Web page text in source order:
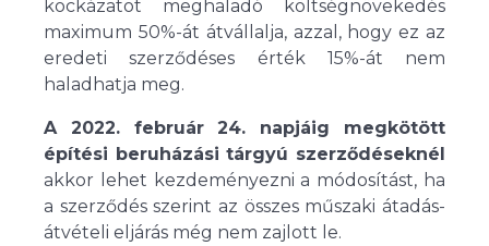
kockázatot meghaladó költségnövekedés
maximum 50%-át átvállalja, azzal, hogy ez az
eredeti szerződéses érték 15%-át nem
haladhatja meg.
A 2022. február 24. napjáig megkötött
építési beruházási tárgyú szerződéseknél
akkor lehet kezdeményezni a módosítást, ha
a szerződés szerint az összes műszaki átadás-
átvételi eljárás még nem zajlott le.